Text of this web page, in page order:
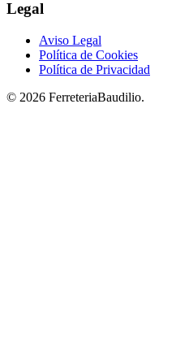
Legal
Aviso Legal
Política de Cookies
Política de Privacidad
© 2026 FerreteriaBaudilio.